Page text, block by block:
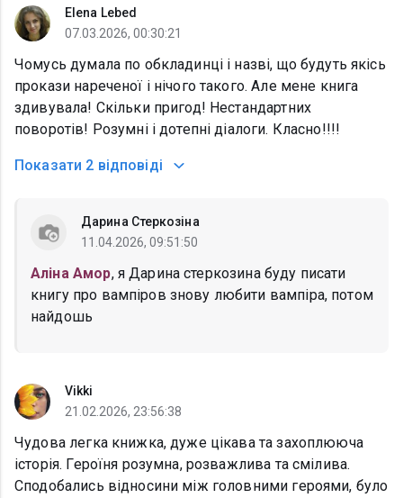
Elena Lebed
07.03.2026, 00:30:21
Чомусь думала по обкладинці і назві, що будуть якісь
прокази нареченої і нічого такого. Але мене книга
здивувала! Скільки пригод! Нестандартних
поворотів! Розумні і дотепні діалоги. Класно!!!!
Показати 2 відповіді
Дарина Стеркозіна
11.04.2026, 09:51:50
Аліна Амор, я Дарина стеркозина буду писати
книгу про вампіров знову любити вампіра, потом
найдошь
Vikki
21.02.2026, 23:56:38
Чудова легка книжка, дуже цікава та захоплююча
історія. Героїня розумна, розважлива та смілива.
Сподобались відносини між головними героями, було